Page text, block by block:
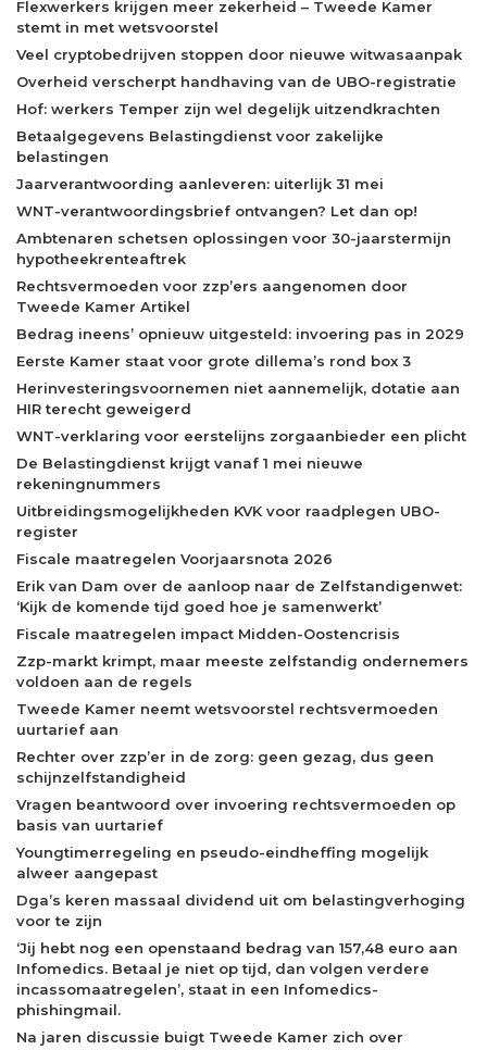
Flexwerkers krijgen meer zekerheid – Tweede Kamer
stemt in met wetsvoorstel
Veel cryptobedrijven stoppen door nieuwe witwasaanpak
Overheid verscherpt handhaving van de UBO-registratie
Hof: werkers Temper zijn wel degelijk uitzendkrachten
Betaalgegevens Belastingdienst voor zakelijke
belastingen
Jaarverantwoording aanleveren: uiterlijk 31 mei
WNT-verantwoordingsbrief ontvangen? Let dan op!
Ambtenaren schetsen oplossingen voor 30-jaarstermijn
hypotheekrenteaftrek
Rechtsvermoeden voor zzp’ers aangenomen door
Tweede Kamer Artikel
Bedrag ineens’ opnieuw uitgesteld: invoering pas in 2029
Eerste Kamer staat voor grote dillema’s rond box 3
Herinvesteringsvoornemen niet aannemelijk, dotatie aan
HIR terecht geweigerd
WNT-verklaring voor eerstelijns zorgaanbieder een plicht
De Belastingdienst krijgt vanaf 1 mei nieuwe
rekeningnummers
Uitbreidingsmogelijkheden KVK voor raadplegen UBO-
register
Fiscale maatregelen Voorjaarsnota 2026
Erik van Dam over de aanloop naar de Zelfstandigenwet:
‘Kijk de komende tijd goed hoe je samenwerkt’
Fiscale maatregelen impact Midden-Oostencrisis
Zzp-markt krimpt, maar meeste zelfstandig ondernemers
voldoen aan de regels
Tweede Kamer neemt wetsvoorstel rechtsvermoeden
uurtarief aan
Rechter over zzp’er in de zorg: geen gezag, dus geen
schijnzelfstandigheid
Vragen beantwoord over invoering rechtsvermoeden op
basis van uurtarief
Youngtimerregeling en pseudo-eindheffing mogelijk
alweer aangepast
Dga’s keren massaal dividend uit om belastingverhoging
voor te zijn
‘Jij hebt nog een openstaand bedrag van 157,48 euro aan
Infomedics. Betaal je niet op tijd, dan volgen verdere
incassomaatregelen’, staat in een Infomedics-
phishingmail.
Na jaren discussie buigt Tweede Kamer zich over